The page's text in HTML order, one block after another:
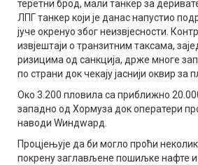
теретни брод, мали танкер за
ЛПГ танкер који је данас напустио
јуче окренуо због неизвјесности.
извјештаји о транзитним таксама,
ризицима од санкција, држе многе
по страни док чекају јаснији оквир за
Око 3.200 пловила са приближно
западно од Хормуза док оператери
наводи Wиндwард.
Процјењује да би могло проћи
покрену заглављене пошиљке нафте и